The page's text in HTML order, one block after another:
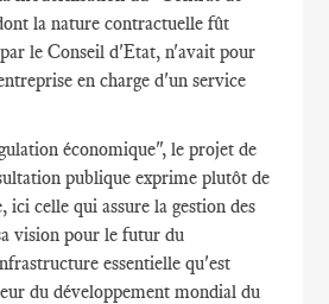
la nature contractuelle fût
le Conseil d'Etat, n'avait pour
en charge d'un service
économique", le projet de
publique exprime plutôt de
ici celle qui assure la gestion des
vision pour le futur du
essentielle qu'est
du développement mondial du